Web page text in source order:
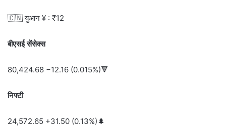
🇨🇳 युआन ¥ : ₹12
बीएसई सेंसेक्स
80,424.68 −12.16 (0.015%)🔻
निफ्टी
24,572.65 +31.50 (0.13%)🌲